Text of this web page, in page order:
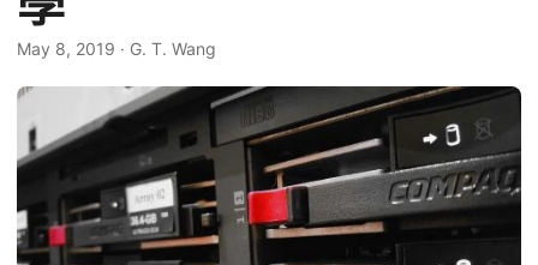
May 8, 2019 · G. T. Wang